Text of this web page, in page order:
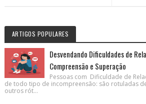
ARTIGOS POPULARES
Desvendando Dificuldades de
Compreensão e Superação
Pessoas com Dificuldade de
de todo tipo de incompreensão: são rotuladas
outros rót...